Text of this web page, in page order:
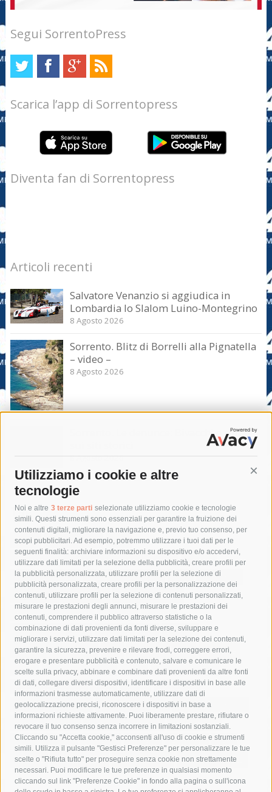
Utilizziamo i cookie e altre
tecnologie
Noi e altre 3 terze parti selezionate utilizziamo cookie e tecnologie
simili. Questi strumenti sono essenziali per garantire la fruizione dei
contenuti digitali, migliorare la navigazione e, previo tuo consenso, per
scopi pubblicitari. Ad esempio, potremmo utilizzare i tuoi dati per le
seguenti finalità: archiviare informazioni su dispositivo e/o accedervi,
utilizzare dati limitati per la selezione della pubblicità, creare profili per
la pubblicità personalizzata, utilizzare profili per la selezione di
pubblicità personalizzata, creare profili per la personalizzazione dei
contenuti, utilizzare profili per la selezione di contenuti personalizzati,
misurare le prestazioni degli annunci, misurare le prestazioni dei
contenuti, comprendere il pubblico attraverso statistiche o la
combinazione di dati provenienti da fonti diverse, sviluppare e
migliorare i servizi, utilizzare dati limitati per la selezione dei contenuti,
garantire la sicurezza, prevenire e rilevare frodi, correggere errori,
erogare e presentare pubblicità e contenuto, salvare e comunicare le
scelte sulla privacy, abbinare e combinare dati provenienti da altre fonti
di dati, collegare diversi dispositivi, identificare i dispositivi in base alle
informazioni trasmesse automaticamente, utilizzare dati di
geolocalizzazione precisi, riconoscere i dispositivi in base a
informazioni richieste attivamente. Puoi liberamente prestare, rifiutare o
revocare il tuo consenso senza incorrere in limitazioni sostanziali.
Cliccando su "Accetta cookie," acconsenti all'uso di cookie e strumenti
simili. Utilizza il pulsante "Gestisci Preferenze" per personalizzare le tue
scelte o "Rifiuta tutto" per proseguire senza cookie non strettamente
necessari. Puoi modificare le tue preferenze in qualsiasi momento
cliccando sul link "Preferenze Cookie" in fondo alla pagina o sull'icona
Segui SorrentoPress
Scarica l’app di Sorrentopress
Diventa fan di Sorrentopress
Articoli recenti
Salvatore Venanzio si aggiudica in
Lombardia lo Slalom Luino-Montegrino
8 Agosto 2026
Sorrento. Blitz di Borrelli alla Pignatella
– video –
8 Agosto 2026
Sorrento. Le denunce: Bivacchi e rifiuti
8 Agosto 2026
Tag
acqua allerta meteo
anas
area marina protetta di punta campanella
arresto
Asl Napoli 3 sud
capitaneria di porto capri
carabinieri
castellammare di stabia
circumvesuviana
comune di sorrento
concerto
contagi
costiera amalfitana
covid-19 eav
elezioni
fondazione sorrento
gori guardia costiera
incidente
lavori
lorenzo balducelli mare
massa lubrense
massimo coppola
Meta napoli
ordinanza
penisola sorrentina
piano di sorrento
polizia municipale
protezione civile
Regione Campania
sant'agnello
sindaco cuomo
sorrento studenti temporali
treni
turismo
Vico Equense villa fiorentino vincenzo de luca